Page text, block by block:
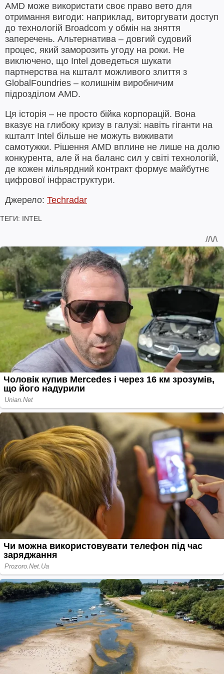
AMD може використати своє право вето для
отримання вигоди: наприклад, виторгувати доступ
до технологій Broadcom у обмін на зняття
заперечень. Альтернатива – довгий судовий
процес, який заморозить угоду на роки. Не
виключено, що Intel доведеться шукати
партнерства на кшталт можливого злиття з
GlobalFoundries – колишнім виробничим
підрозділом AMD.
Ця історія – не просто бійка корпорацій. Вона
вказує на глибоку кризу в галузі: навіть гіганти на
кшталт Intel більше не можуть виживати
самотужки. Рішення AMD вплине не лише на долю
конкурента, але й на баланс сил у світі технологій,
де кожен мільярдний контракт формує майбутнє
цифрової інфраструктури.
Джерело: Techradar
ТЕГИ: INTEL